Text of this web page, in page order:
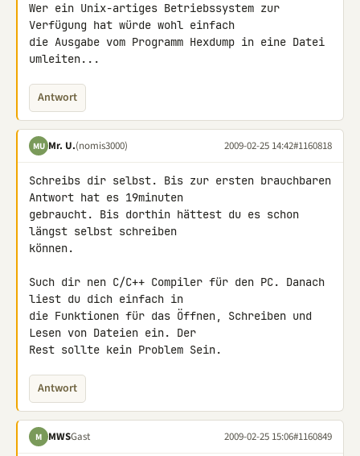
Wer ein Unix-artiges Betriebssystem zur
Verfügung hat würde wohl einfach
die Ausgabe vom Programm Hexdump in eine Datei
umleiten...
Antwort
MU Mr. U.(nomis3000) 2009-02-25 14:42#1160818
Schreibs dir selbst. Bis zur ersten brauchbaren
Antwort hat es 19minuten
gebraucht. Bis dorthin hättest du es schon
längst selbst schreiben
können.
Such dir nen C/C++ Compiler für den PC. Danach
liest du dich einfach in
die Funktionen für das Öffnen, Schreiben und
Lesen von Dateien ein. Der
Rest sollte kein Problem Sein.
Antwort
M MWSGast 2009-02-25 15:06#1160849